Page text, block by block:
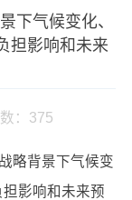
下气候变化、
担影响和未来
： 375
略背景下气候变
影响和未来预